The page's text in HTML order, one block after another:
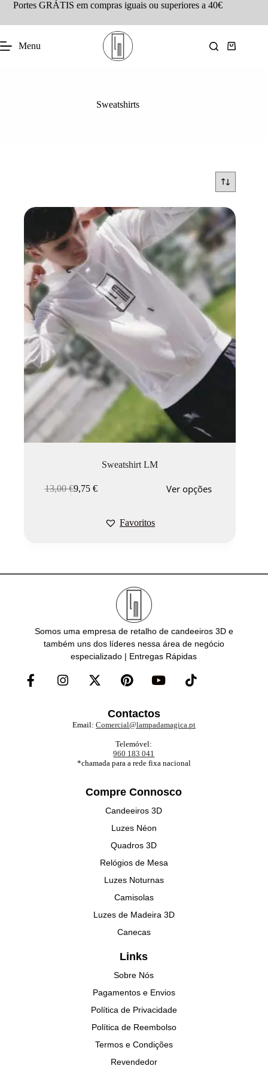
Portes GRÁTIS em compras iguais ou superiores a 40€
Menu
Sweatshirts
Sweatshirt LM
13,00€9,75 € Ver opções
Favoritos
Somos uma empresa de retalho de candeeiros 3D e
também uns dos líderes nessa área de negócio
especializado | Entregas Rápidas
Contactos
Email: Comercial@lampadamagica.pt
Telemóvel:
960 183 041
*chamada para a rede fixa nacional
Compre Connosco
Candeeiros 3D
Luzes Néon
Quadros 3D
Relógios de Mesa
Luzes Noturnas
Camisolas
Luzes de Madeira 3D
Canecas
Links
Sobre Nós
Pagamentos e Envios
Política de Privacidade
Política de Reembolso
Termos e Condições
Revendedor